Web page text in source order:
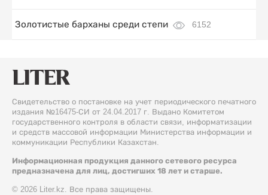
Золотистые барханы среди степи 6152
Свидетельство о постановке на учет периодического печатного
издания №16475-СИ от 24.04.2017 г. Выдано Комитетом
государственного контроля в области связи, информатизации
и средств массовой информации Министерства информации и
коммуникации Республики Казахстан.
Информационная продукция данного сетевого ресурса
предназначена для лиц, достигших 18 лет и старше.
© 2026 Liter.kz. Все права защищены.